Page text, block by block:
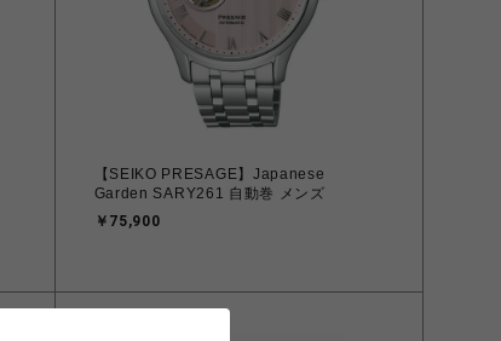
【SEIKO PRESAGE】Japanese
Garden SARY261 自動巻 メンズ
￥75,900